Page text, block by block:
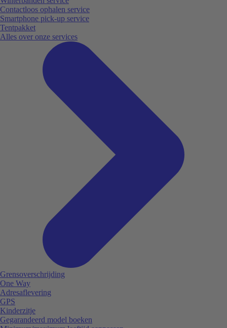
Contactloos ophalen service
Smartphone pick-up service
Tentpakket
Alles over onze services
Grensoverschrijding
One Way
Adresaflevering
GPS
Kinderzitje
Gegarandeerd model boeken